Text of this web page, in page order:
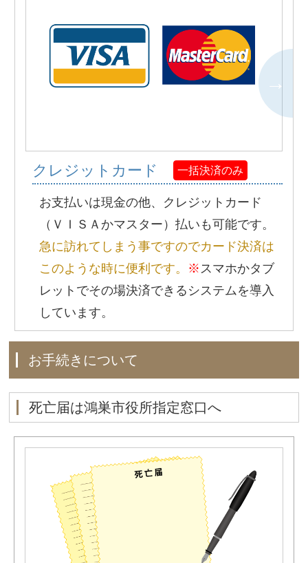
クレジットカード 一括決済のみ
お支払いは現金の他、クレジットカード
（ＶＩＳＡかマスター）払いも可能です。
急に訪れてしまう事ですのでカード決済は
このような時に便利です。 ※ スマホかタブ
レットでその場決済できるシステムを導入
しています。
お手続きについて
死亡届は鴻巣市役所指定窓口へ